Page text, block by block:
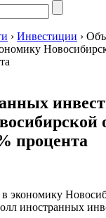
› Инвестиции ›
процента
экономику
иностранных